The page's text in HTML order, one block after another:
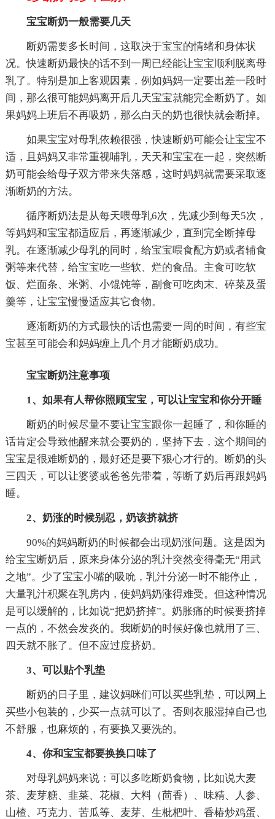
宝宝断奶一般需要几天
断奶需要多长时间，这取决于宝宝的情绪和身体状
况。快速断奶最快的话不到一周已经能让宝宝顺利脱离母
乳了。特别是加上客观因素，例如妈妈一定要出差一段时
间，那么很可能妈妈离开后几天宝宝就能完全断奶了。如
果妈妈上班后不再吸奶，那么白天的奶也很快就会断掉。
如果宝宝对母乳依赖很强，快速断奶可能会让宝宝不
适，且妈妈又非常重视哺乳，天天和宝宝在一起，突然断
奶可能会给母子双方带来失落感，这时妈妈就需要采取逐
渐断奶的方法。
循序断奶法是从每天喂母乳6次，先减少到每天5次，
等妈妈和宝宝都适应后，再逐渐减少，直到完全断掉母
乳。在逐渐减少母乳的同时，给宝宝喂食配方奶或者辅食
粥等来代替，给宝宝吃一些软、烂的食品。主食可吃软
饭、烂面条、米粥、小馄饨等，副食可吃肉末、碎菜及蛋
羹等，让宝宝慢慢适应其它食物。
逐渐断奶的方式最快的话也需要一周的时间，有些宝
宝甚至可能会和妈妈缠上几个月才能断奶成功。
宝宝断奶注意事项
1、如果有人帮你照顾宝宝，可以让宝宝和你分开睡
断奶的时候尽量不要让宝宝跟你一起睡了，和你睡的
话肯定会导致他醒来就会要奶的，坚持下去，这个期间的
宝宝是很难断奶的，最好还是要下狠心才行的。断奶的头
三四天，可以让婆婆或爸爸先带着，等断了奶后再跟妈妈
睡。
2、奶涨的时候别忍，奶该挤就挤
90%的妈妈断奶的时候都会出现奶涨问题。这是因为
给宝宝断奶后，原来身体分泌的乳汁突然变得毫无“用武
之地”。少了宝宝小嘴的吸吮，乳汁分泌一时不能停止，
大量乳汁积聚在乳房内，使妈妈奶涨得难受。但这种情况
是可以缓解的，比如说“把奶挤掉”。奶胀痛的时候要挤掉
一点的，不然会发炎的。我断奶的时候好像也就用了三、
四天就不胀了。但不应过度挤奶。
3、可以贴个乳垫
断奶的日子里，建议妈咪们可以买些乳垫，可以网上
买些小包装的，少买一点就可以了。否则衣服湿掉自己也
不舒服，也麻烦的，有要换又要洗的。
4、你和宝宝都要换换口味了
对母乳妈妈来说：可以多吃断奶食物，比如说大麦
茶、麦芽糖、韭菜、花椒、大料（茴香）、味精、人参、
山楂、巧克力、苦瓜等、麦芽、生枇杷叶、香椿炒鸡蛋、